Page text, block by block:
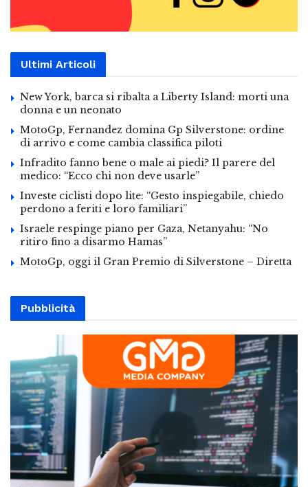
Ultimi Articoli
New York, barca si ribalta a Liberty Island: morti una
donna e un neonato
MotoGp, Fernandez domina Gp Silverstone: ordine
di arrivo e come cambia classifica piloti
Infradito fanno bene o male ai piedi? Il parere del
medico: “Ecco chi non deve usarle”
Investe ciclisti dopo lite: “Gesto inspiegabile, chiedo
perdono a feriti e loro familiari”
Israele respinge piano per Gaza, Netanyahu: “No
ritiro fino a disarmo Hamas”
MotoGp, oggi il Gran Premio di Silverstone – Diretta
Pubblicità